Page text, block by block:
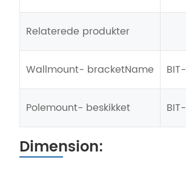
Relaterede produkter
Wallmount- bracketName
Polemount- beskikket
Dimension: